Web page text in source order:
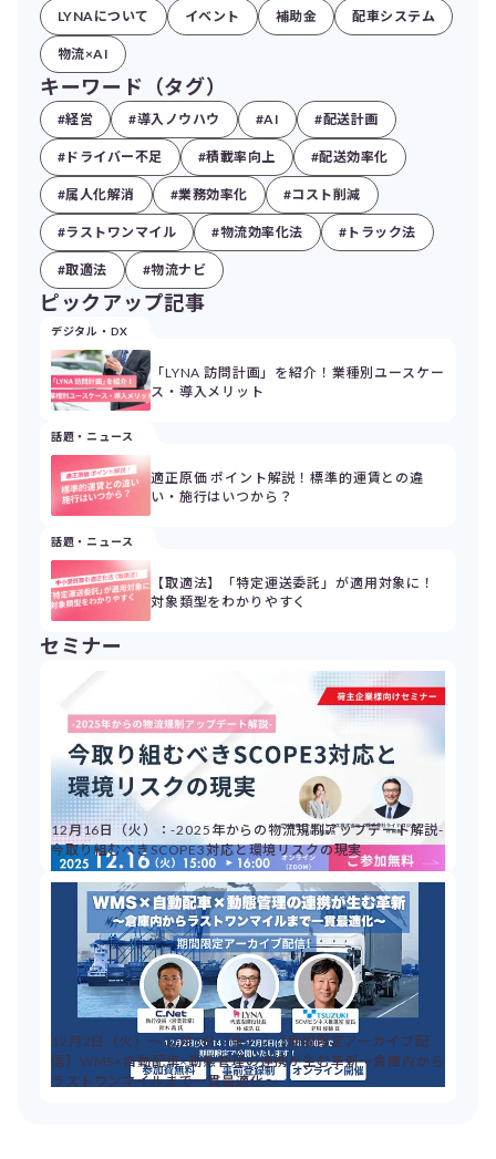
LYNAについて イベント 補助金 配車システム
物流×AI
キーワード（タグ）
#経営 #導入ノウハウ #AI #配送計画
#ドライバー不足 #積載率向上 #配送効率化
#属人化解消 #業務効率化 #コスト削減
#ラストワンマイル #物流効率化法 #トラック法
#取適法 #物流ナビ
ピックアップ記事
デジタル・DX
「LYNA 訪問計画」を紹介！業種別ユースケー
ス・導入メリット
話題・ニュース
適正原価 ポイント解説！標準的運賃との違
い・施行はいつから？
話題・ニュース
【取適法】「特定運送委託」が適用対象に！
対象類型をわかりやすく
セミナー
12月16日（火）：-2025年からの物流規制アップデート解説-
今取り組むべきSCOPE3対応と環境リスクの現実
12月2日（火）～12月5日（金）：【期間限定アーカイブ配
信】WMS×自動配車×動態管理の連携が生む革新～倉庫内から
ラストワンマイルまで一貫最適化～